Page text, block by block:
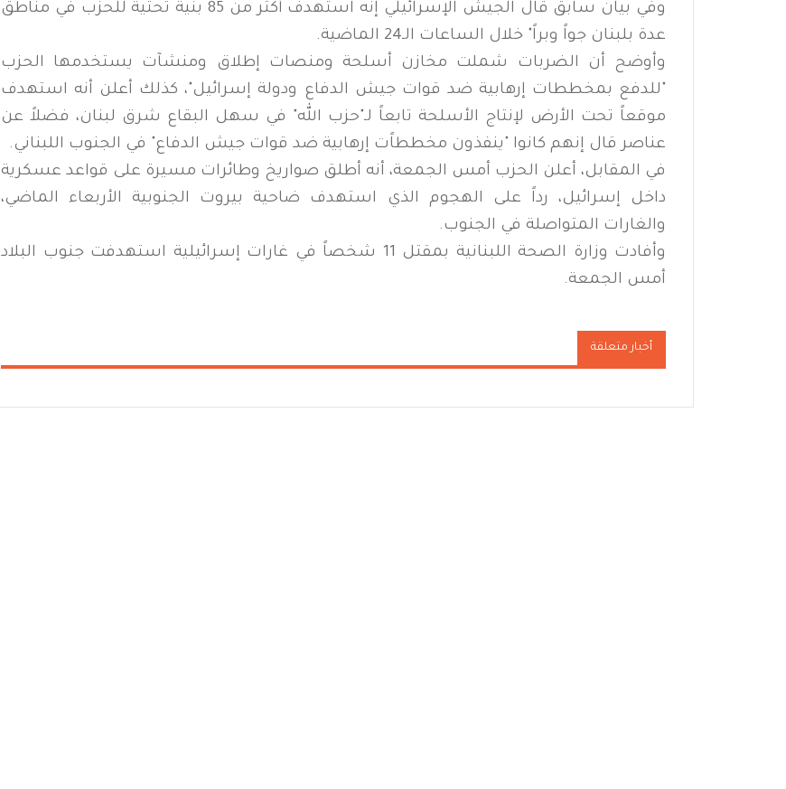
وفي بيان سابق قال الجيش الإسرائيلي إنه استهدف أكثر من 85 بنية تحتية للحزب في مناطق
عدة بلبنان جواً وبراً" خلال الساعات الـ24 الماضية.
وأوضح أن الضربات شملت مخازن أسلحة ومنصات إطلاق ومنشآت يستخدمها الحزب
"للدفع بمخططات إرهابية ضد قوات جيش الدفاع ودولة إسرائيل"، كذلك أعلن أنه استهدف
موقعاً تحت الأرض لإنتاج الأسلحة تابعاً لـ"حزب الله" في سهل البقاع شرق لبنان، فضلاً عن
عناصر قال إنهم كانوا "ينفذون مخططاًت إرهابية ضد قوات جيش الدفاع" في الجنوب اللبناني.
في المقابل، أعلن الحزب أمس الجمعة، أنه أطلق صواريخ وطائرات مسيرة على قواعد عسكرية
داخل إسرائيل، رداً على الهجوم الذي استهدف ضاحية بيروت الجنوبية الأربعاء الماضي،
والغارات المتواصلة في الجنوب.
وأفادت وزارة الصحة اللبنانية بمقتل 11 شخصاً في غارات إسرائيلية استهدفت جنوب البلاد
أمس الجمعة.
أخبار متعلقة